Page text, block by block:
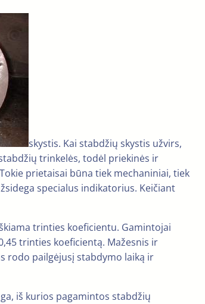
skystis. Kai stabdžių skystis užvirs,
trinkelės, todėl priekinės ir
prietaisai būna tiek mechaniniai, tiek
specialus indikatorius. Keičiant
trinties koeficientu. Gamintojai
trinties koeficientą. Mažesnis ir
rodo pailgėjusį stabdymo laiką ir
iš kurios pagamintos stabdžių